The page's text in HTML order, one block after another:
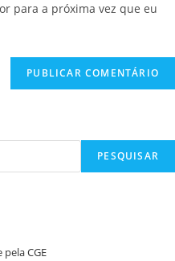
para a próxima vez que eu
PESQUISAR
CGE